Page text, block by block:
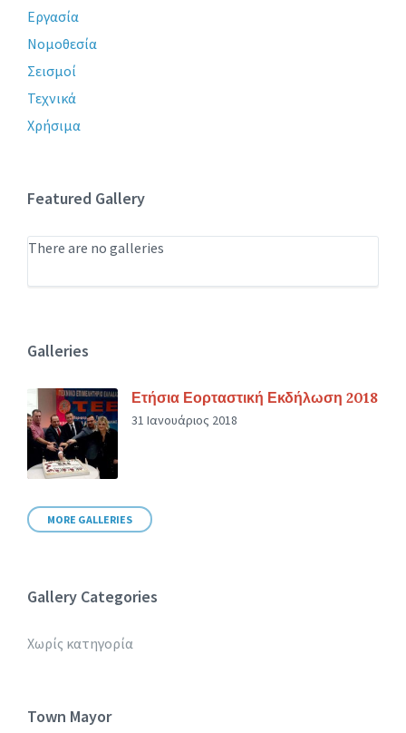
Εργασία
Νομοθεσία
Σεισμοί
Τεχνικά
Χρήσιμα
Featured Gallery
There are no galleries
Galleries
Ετήσια Εορταστική Εκδήλωση 2018
31 Ιανουάριος 2018
MORE GALLERIES
Gallery Categories
Χωρίς κατηγορία
Town Mayor